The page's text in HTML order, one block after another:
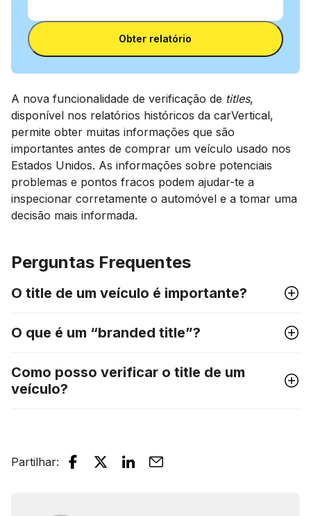
VIN ou
matrícula.
Introduz o número VIN
Obter relatório
A nova funcionalidade de verificação de titles,
disponível nos relatórios históricos da carVertical,
permite obter muitas informações que são
importantes antes de comprar um veículo usado nos
Estados Unidos. As informações sobre potenciais
problemas e pontos fracos podem ajudar-te a
inspecionar corretamente o automóvel e a tomar uma
decisão mais informada.
Perguntas Frequentes
O title de um veículo é importante?
O que é um “branded title”?
Como posso verificar o title de um
veículo?
Partilhar: